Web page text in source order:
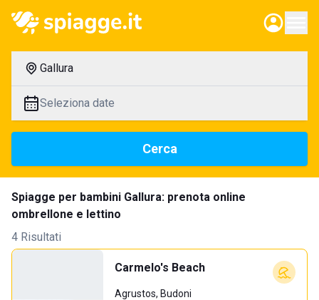
Gallura
Seleziona date
Cerca
Spiagge per bambini Gallura: prenota online
ombrellone e lettino
4 Risultati
Carmelo's Beach
Agrustos, Budoni